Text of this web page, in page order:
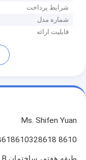
شرایط پرداخت
شماره مدل
قابلیت ارائه
Ms. Shifen Yuan
8610 82921131,8618610328618